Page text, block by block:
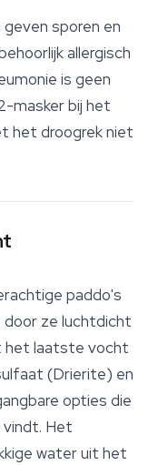
sporen en
allergisch
is geen
masker bij het
het droogrek niet
paddo's
door ze luchtdicht
het laatste vocht
(Drierite) en
opties die
vindt. Het
water uit het